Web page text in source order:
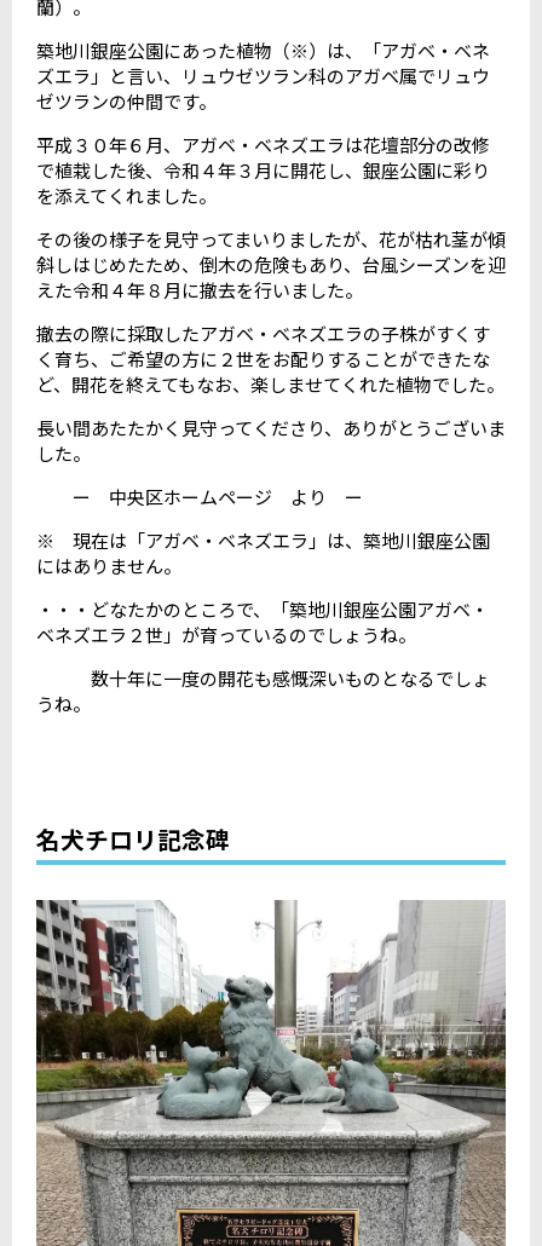
蘭）。
築地川銀座公園にあった植物（※）は、「アガベ・ベネ
ズエラ」と言い、リュウゼツラン科のアガベ属でリュウ
ゼツランの仲間です。
平成３０年６月、アガベ・ベネズエラは花壇部分の改修
で植栽した後、令和４年３月に開花し、銀座公園に彩り
を添えてくれました。
その後の様子を見守ってまいりましたが、花が枯れ茎が傾
斜しはじめたため、倒木の危険もあり、台風シーズンを迎
えた令和４年８月に撤去を行いました。
撤去の際に採取したアガベ・ベネズエラの子株がすくす
く育ち、ご希望の方に２世をお配りすることができたな
ど、開花を終えてもなお、楽しませてくれた植物でした。
長い間あたたかく見守ってくださり、ありがとうございま
した。
ー 中央区ホームページ より ー
※ 現在は「アガベ・ベネズエラ」は、築地川銀座公園
にはありません。
・・・どなたかのところで、「築地川銀座公園アガベ・
ベネズエラ２世」が育っているのでしょうね。
数十年に一度の開花も感慨深いものとなるでしょ
うね。
名犬チロリ記念碑